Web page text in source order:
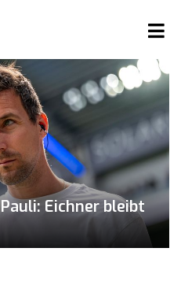
Eichner bleibt